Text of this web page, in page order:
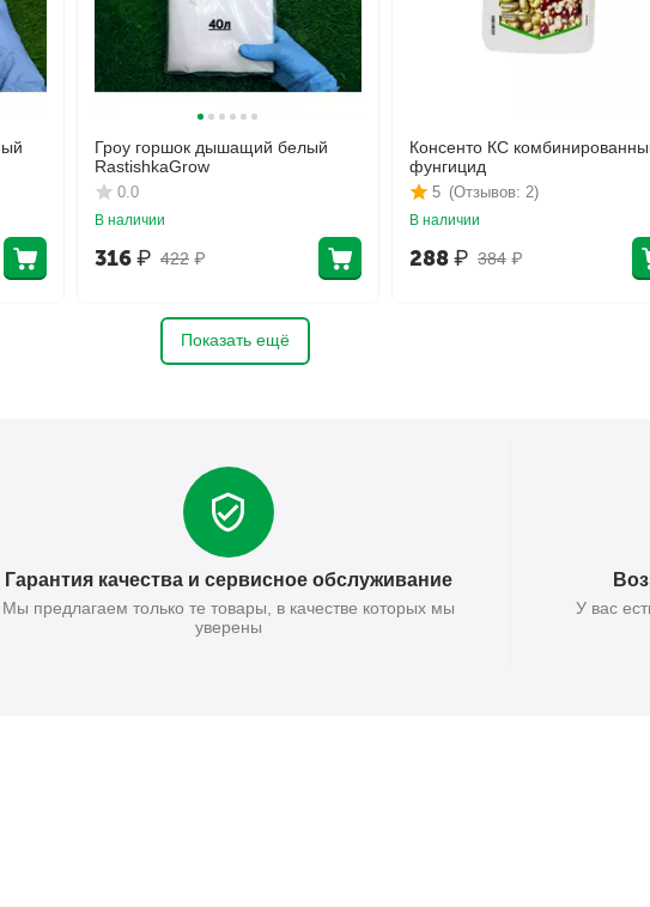
Гроу горшок дышащий белый
RastishkaGrow
0.0
В наличии
422 ₽
316₽
Консенто КС
фунгицид
(Отзывов: 2)
5
В наличии
384 ₽
288₽
Показать ещё
Гарантия качества и сервисное обслуживание
Мы предлагаем только те товары, в качестве которых мы
уверены
У вас